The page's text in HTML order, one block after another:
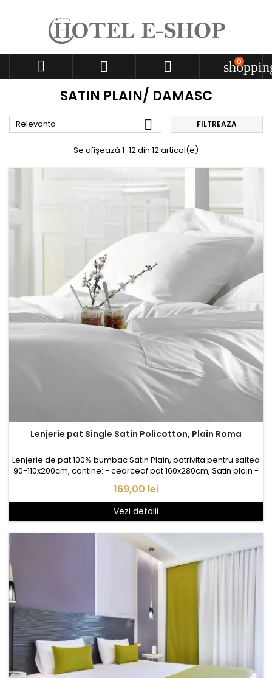
   0
SATIN PLAIN/ DAMASC
Relevanta  FILTREAZA
Se afișează 1-12 din 12 articol(e)
Lenjerie pat Single Satin Policotton, Plain Roma
Lenjerie de pat 100% bumbac Satin Plain, potrivita pentru saltea
90-110x200cm, contine: - cearceaf pat 160x280cm, Satin plain -
husa pilota 1* 150x210cm, Satin Satin plain - fata perna 1*
50x70cm, Satin plain
Pret
169,00 lei
Vezi detalii